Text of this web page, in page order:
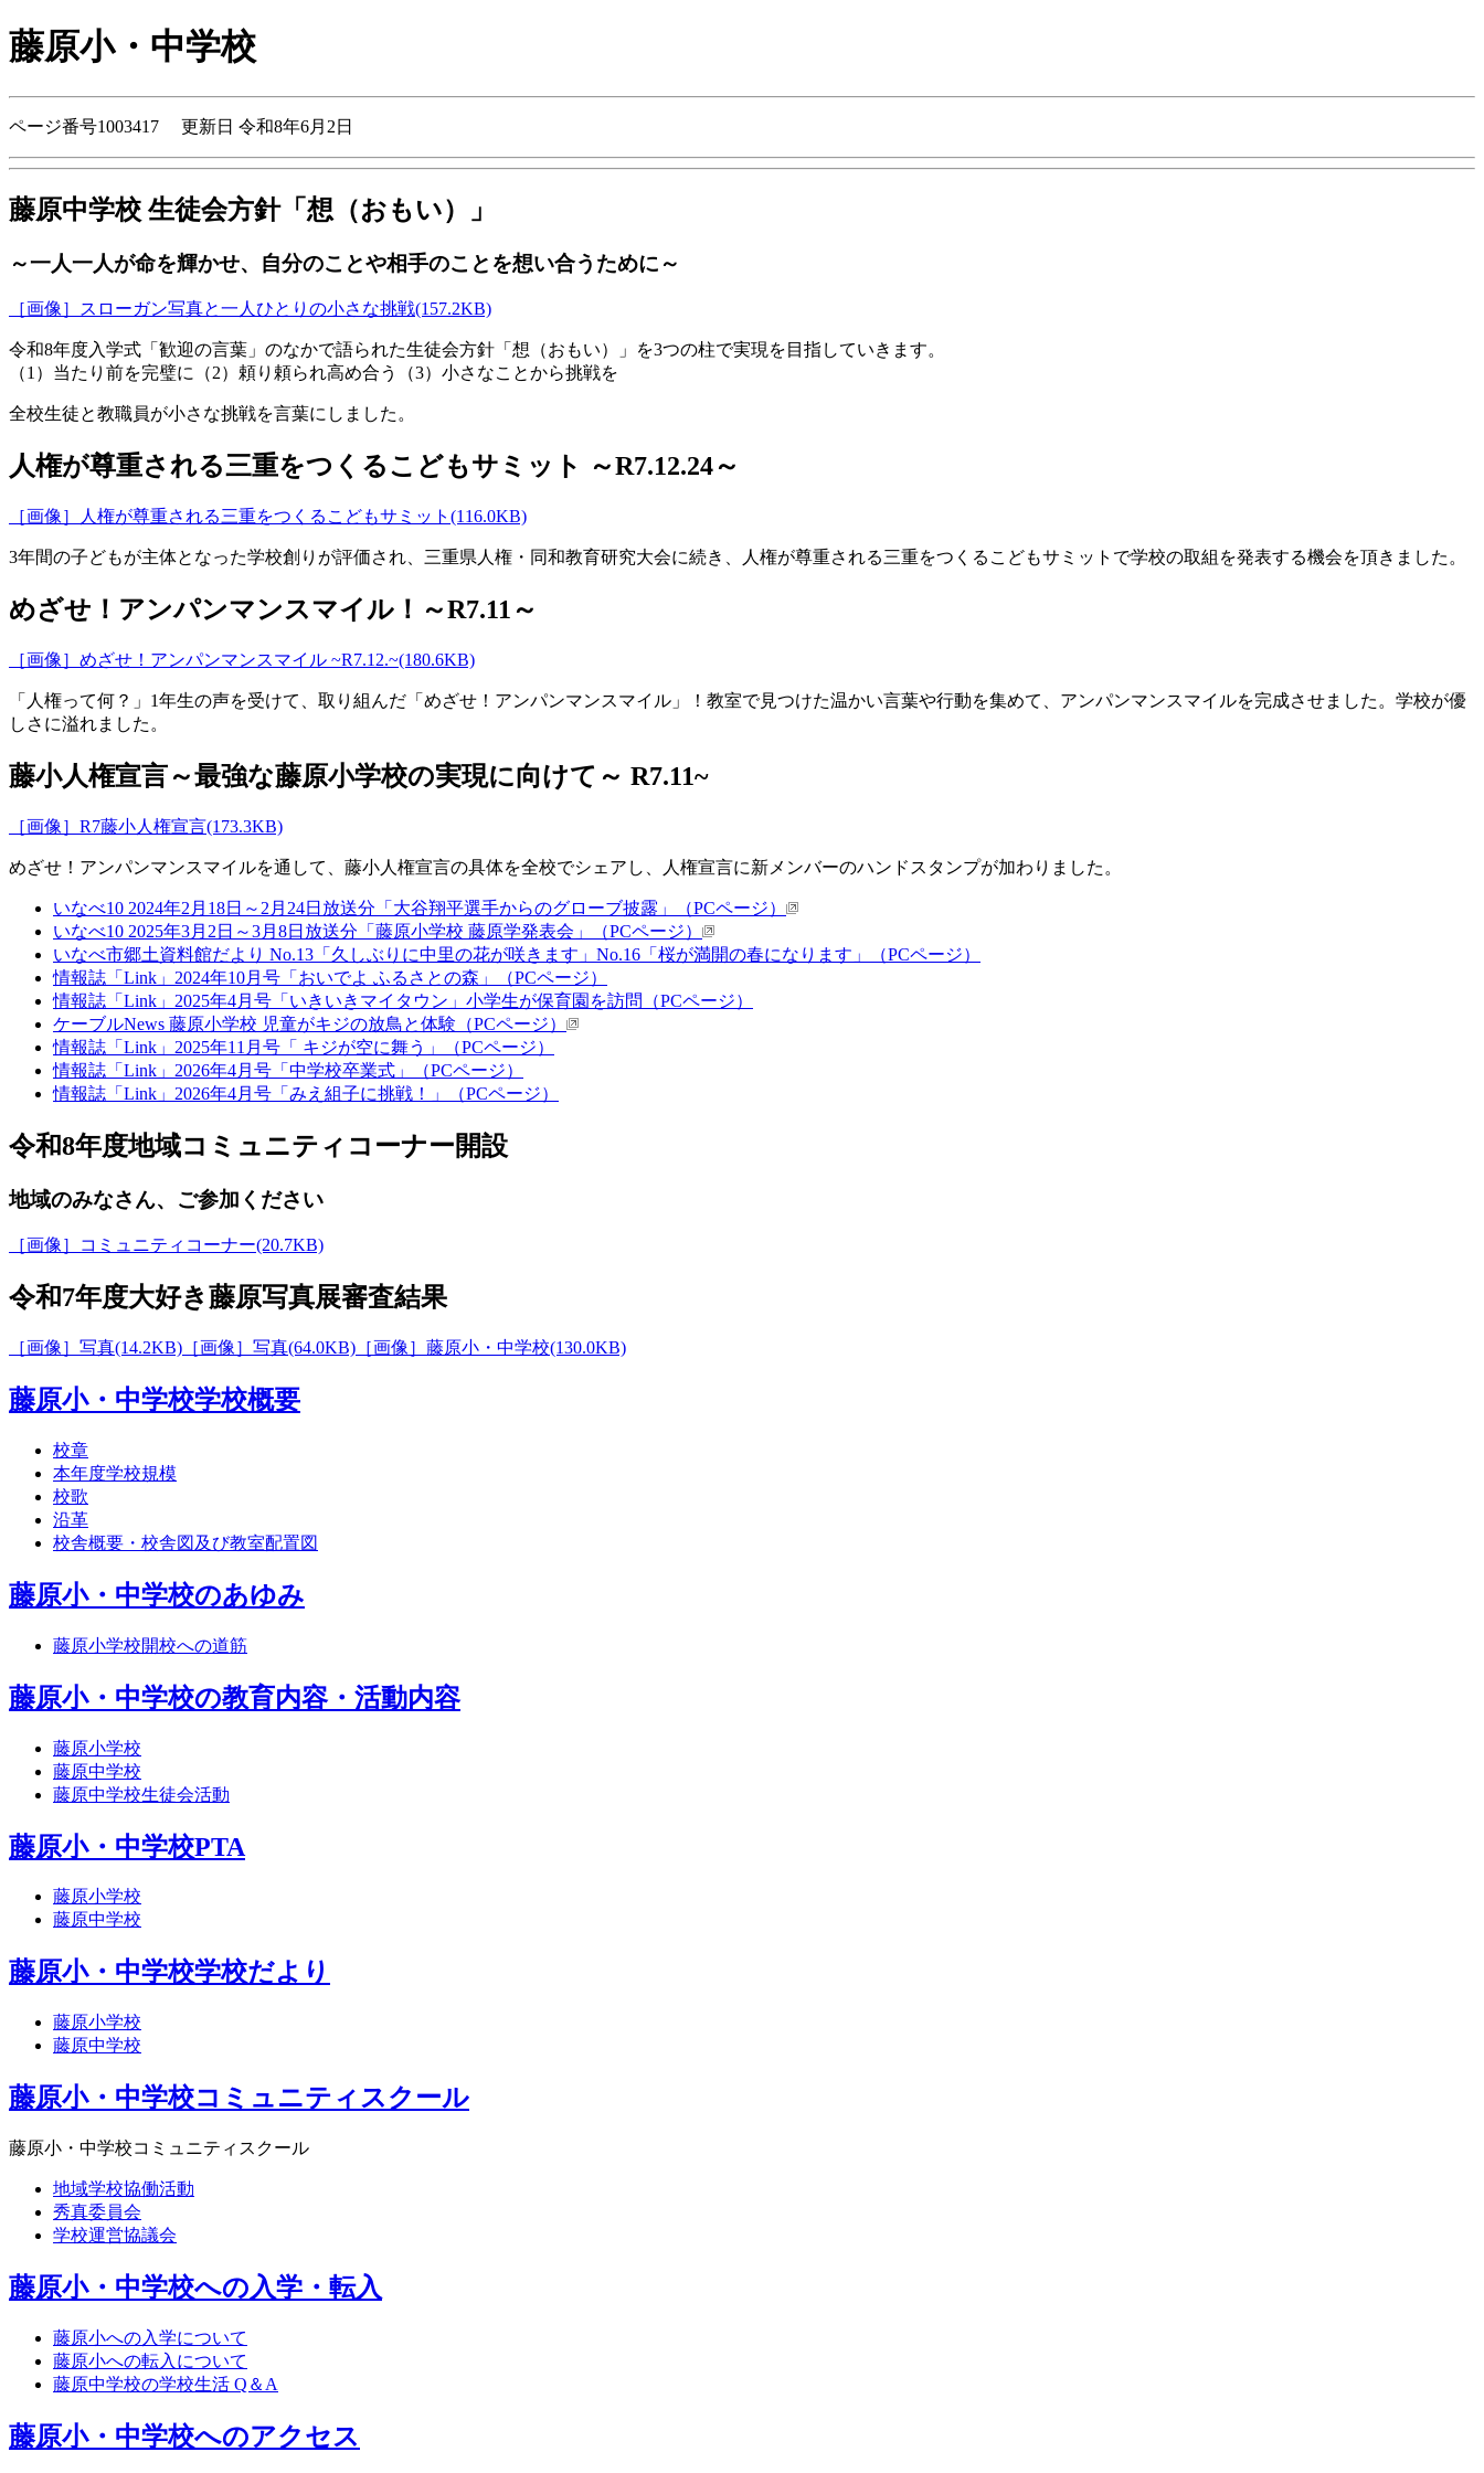
藤原小・中学校
ページ番号1003417 更新日 令和8年6月2日
藤原中学校 生徒会方針「想（おもい）」
～一人一人が命を輝かせ、自分のことや相手のことを想い合うために～
［画像］スローガン写真と一人ひとりの小さな挑戦(157.2KB)
令和8年度入学式「歓迎の言葉」のなかで語られた生徒会方針「想（おもい）」を3つの柱で実現を目指していきます。
（1）当たり前を完璧に（2）頼り頼られ高め合う（3）小さなことから挑戦を
全校生徒と教職員が小さな挑戦を言葉にしました。
人権が尊重される三重をつくるこどもサミット ～R7.12.24～
［画像］人権が尊重される三重をつくるこどもサミット(116.0KB)
3年間の子どもが主体となった学校創りが評価され、三重県人権・同和教育研究大会に続き、人権が尊重される三重をつくるこどもサミットで学校の取組を発表する機会を頂きました。
めざせ！アンパンマンスマイル！～R7.11～
［画像］めざせ！アンパンマンスマイル ~R7.12.~(180.6KB)
「人権って何？」1年生の声を受けて、取り組んだ「めざせ！アンパンマンスマイル」！教室で見つけた温かい言葉や行動を集めて、アンパンマンスマイルを完成させました。学校が優
しさに溢れました。
藤小人権宣言～最強な藤原小学校の実現に向けて～ R7.11~
［画像］R7藤小人権宣言(173.3KB)
めざせ！アンパンマンスマイルを通して、藤小人権宣言の具体を全校でシェアし、人権宣言に新メンバーのハンドスタンプが加わりました。
いなべ10 2024年2月18日～2月24日放送分「大谷翔平選手からのグローブ披露」（PCページ）
いなべ10 2025年3月2日～3月8日放送分「藤原小学校 藤原学発表会」（PCページ）
いなべ市郷土資料館だより No.13「久しぶりに中里の花が咲きます」No.16「桜が満開の春になります」（PCページ）
情報誌「Link」2024年10月号「おいでよ ふるさとの森」（PCページ）
情報誌「Link」2025年4月号「いきいきマイタウン」小学生が保育園を訪問（PCページ）
ケーブルNews 藤原小学校 児童がキジの放鳥と体験（PCページ）
情報誌「Link」2025年11月号「 キジが空に舞う」（PCページ）
情報誌「Link」2026年4月号「中学校卒業式」（PCページ）
情報誌「Link」2026年4月号「みえ組子に挑戦！」（PCページ）
令和8年度地域コミュニティコーナー開設
地域のみなさん、ご参加ください
［画像］コミュニティコーナー(20.7KB)
令和7年度大好き藤原写真展審査結果
［画像］写真(14.2KB) ［画像］写真(64.0KB) ［画像］藤原小・中学校(130.0KB)
藤原小・中学校学校概要
校章
本年度学校規模
校歌
沿革
校舎概要・校舎図及び教室配置図
藤原小・中学校のあゆみ
藤原小学校開校への道筋
藤原小・中学校の教育内容・活動内容
藤原小学校
藤原中学校
藤原中学校生徒会活動
藤原小・中学校PTA
藤原小学校
藤原中学校
藤原小・中学校学校だより
藤原小学校
藤原中学校
藤原小・中学校コミュニティスクール
藤原小・中学校コミュニティスクール
地域学校協働活動
秀真委員会
学校運営協議会
藤原小・中学校への入学・転入
藤原小への入学について
藤原小への転入について
藤原中学校の学校生活 Q＆A
藤原小・中学校へのアクセス